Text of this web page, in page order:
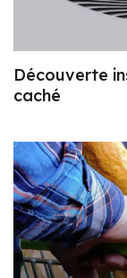
Découverte
caché